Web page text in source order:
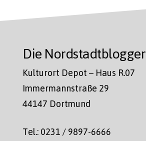
Die Nordstadtblogger
Kulturort Depot – Haus R.07
Immermannstraße 29
44147 Dortmund
Tel.: 0231 / 9897-6666